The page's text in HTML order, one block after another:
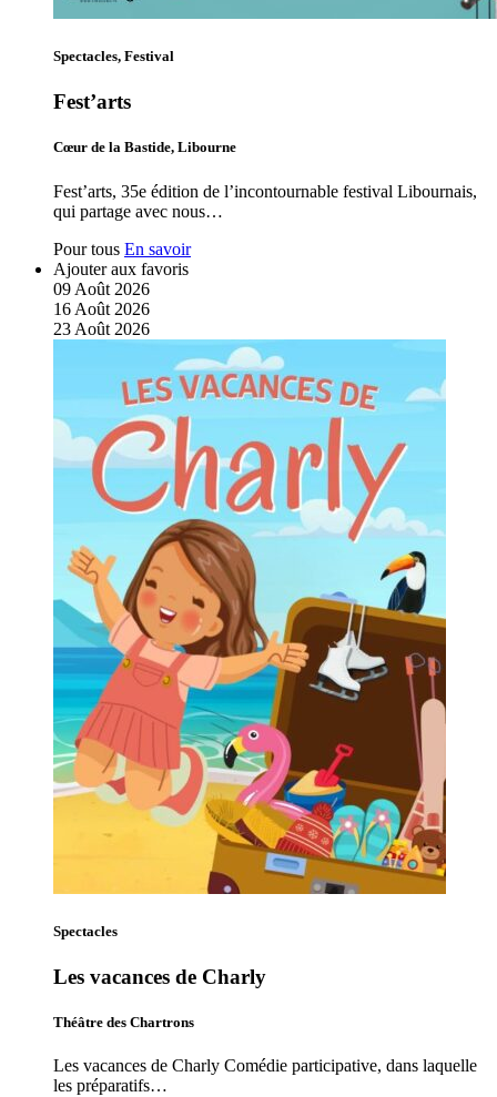
Spectacles, Festival
Fest’arts
Cœur de la Bastide, Libourne
Fest’arts, 35e édition de l’incontournable festival Libournais,
qui partage avec nous…
Pour tous En savoir
Ajouter aux favoris
09 Août 2026
16 Août 2026
23 Août 2026
Spectacles
Les vacances de Charly
Théâtre des Chartrons
Les vacances de Charly Comédie participative, dans laquelle
les préparatifs…